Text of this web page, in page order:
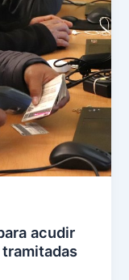
acudir